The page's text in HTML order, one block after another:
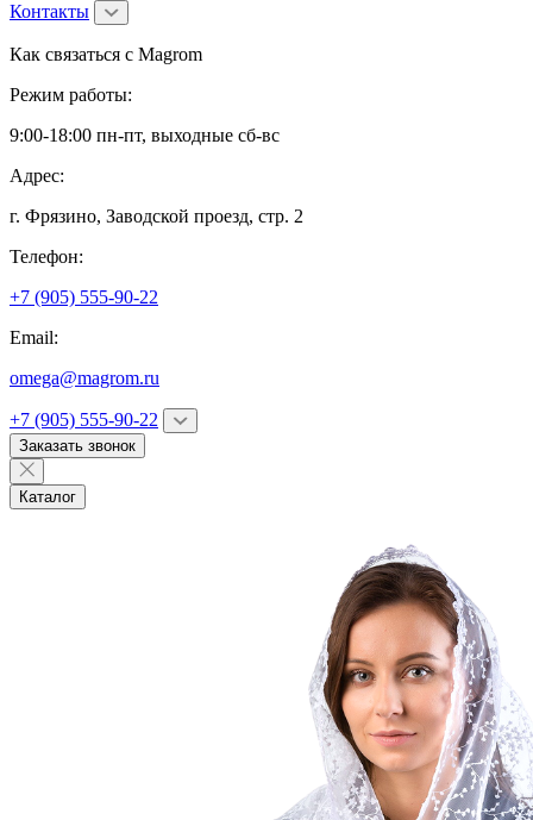
Контакты
Как связаться с Magrom
Режим работы:
9:00-18:00 пн-пт, выходные сб-вс
Адрес:
г. Фрязино, Заводской проезд, стр. 2
Телефон:
+7 (905) 555-90-22
Email:
omega@magrom.ru
+7 (905) 555-90-22
Заказать звонок
Каталог